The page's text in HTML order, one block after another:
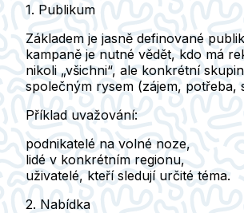
1. Publikum
Základem je jasně definované
kampaně je nutné vědět, kdo má
nikoli „všichni“, ale konkrétní
společným rysem (zájem, potřeba,
Příklad uvažování:
podnikatelé na volné noze,
lidé v konkrétním regionu,
uživatelé, kteří sledují určité téma.
2. Nabídka